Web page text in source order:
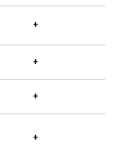
+
+
+
+